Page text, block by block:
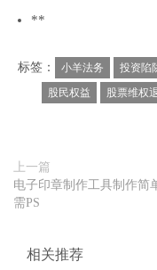
**
标签： 小羊法务 投资陷
股民权益
股票维权
上一篇
电子印章制作工具制作简
需PS
相关推荐